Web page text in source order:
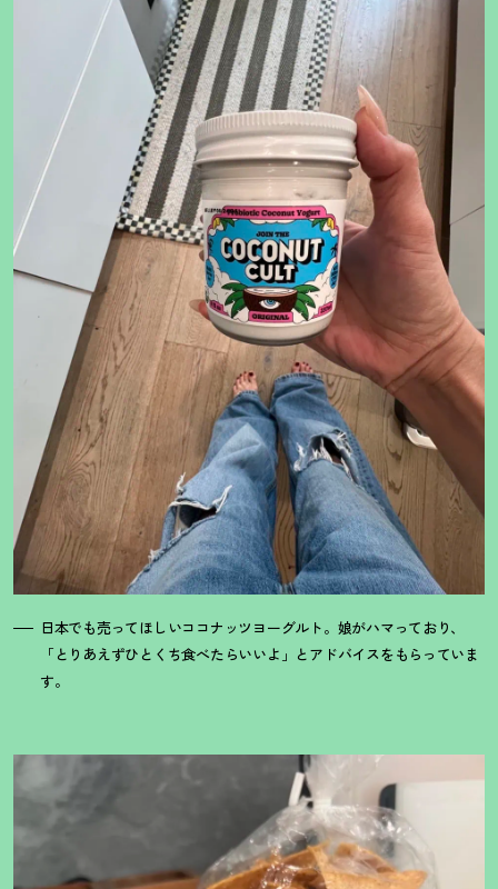
日本でも売ってほしいココナッツヨーグルト。娘がハマっており、
「とりあえずひとくち食べたらいいよ」とアドバイスをもらっていま
す。